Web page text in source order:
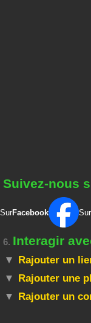
Suivez-nous
SurFacebook Sur
6. Interagir
Rajouter un
Rajouter une
Rajouter un